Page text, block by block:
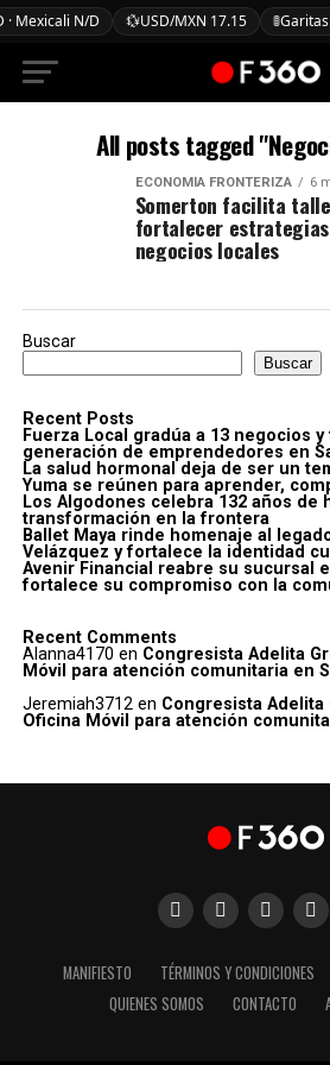
· Mexicali N/D 💱USD/MXN 17.15 🚦
All posts tagged
ECONOMÍA FRONTERIZA 6
Somerton facilita
fortalecer
negocios locales
Buscar
Buscar
Recent Posts
Fuerza Local gradúa a 13 negocios
generación de emprendedores en
La salud hormonal deja de ser un
Yuma se reúnen para aprender,
Los Algodones celebra 132 años de
transformación en la frontera
Ballet Maya rinde homenaje al
Velázquez y fortalece la identidad
Avenir Financial reabre su sucursal
fortalece su compromiso con la
Recent Comments
Alanna4170 en Congresista Adelita
Móvil para atención comunitaria en
Jeremiah3712en Congresista Adelita
Oficina Móvil para atención
MANIFIESTO TÉRMINOS Y CONDICIONES
QUIENES SOMOS
CONTACTO